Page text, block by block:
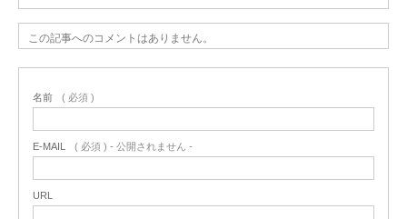
この記事へのコメントはありません。
名前 ( 必須 )
E-MAIL ( 必須 ) - 公開されません -
URL